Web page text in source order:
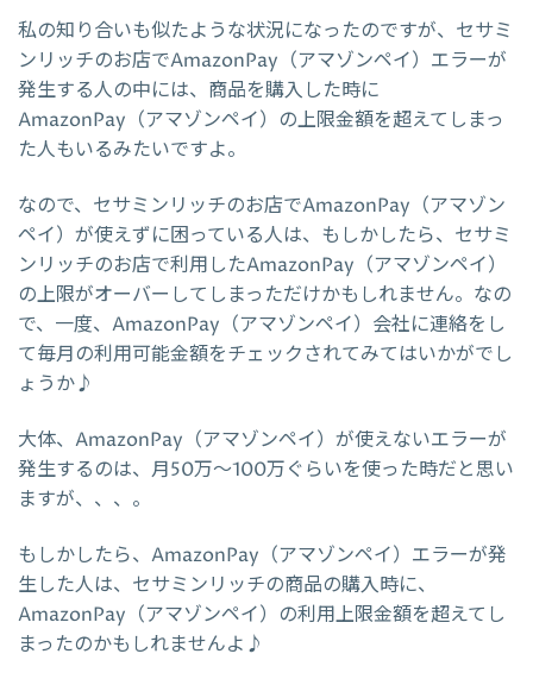
私の知り合いも似たような状況になったのですが、セサミ
ンリッチのお店でAmazonPay（アマゾンペイ）エラーが
発生する人の中には、商品を購入した時に
AmazonPay（アマゾンペイ）の上限金額を超えてしまっ
た人もいるみたいですよ。
なので、セサミンリッチのお店でAmazonPay（アマゾン
ペイ）が使えずに困っている人は、もしかしたら、セサミ
ンリッチのお店で利用したAmazonPay（アマゾンペイ）
の上限がオーバーしてしまっただけかもしれません。なの
で、一度、AmazonPay（アマゾンペイ）会社に連絡をし
て毎月の利用可能金額をチェックされてみてはいかがでし
ょうか♪
大体、AmazonPay（アマゾンペイ）が使えないエラーが
発生するのは、月50万～100万ぐらいを使った時だと思い
ますが、、、。
もしかしたら、AmazonPay（アマゾンペイ）エラーが発
生した人は、セサミンリッチの商品の購入時に、
AmazonPay（アマゾンペイ）の利用上限金額を超えてし
まったのかもしれませんよ♪